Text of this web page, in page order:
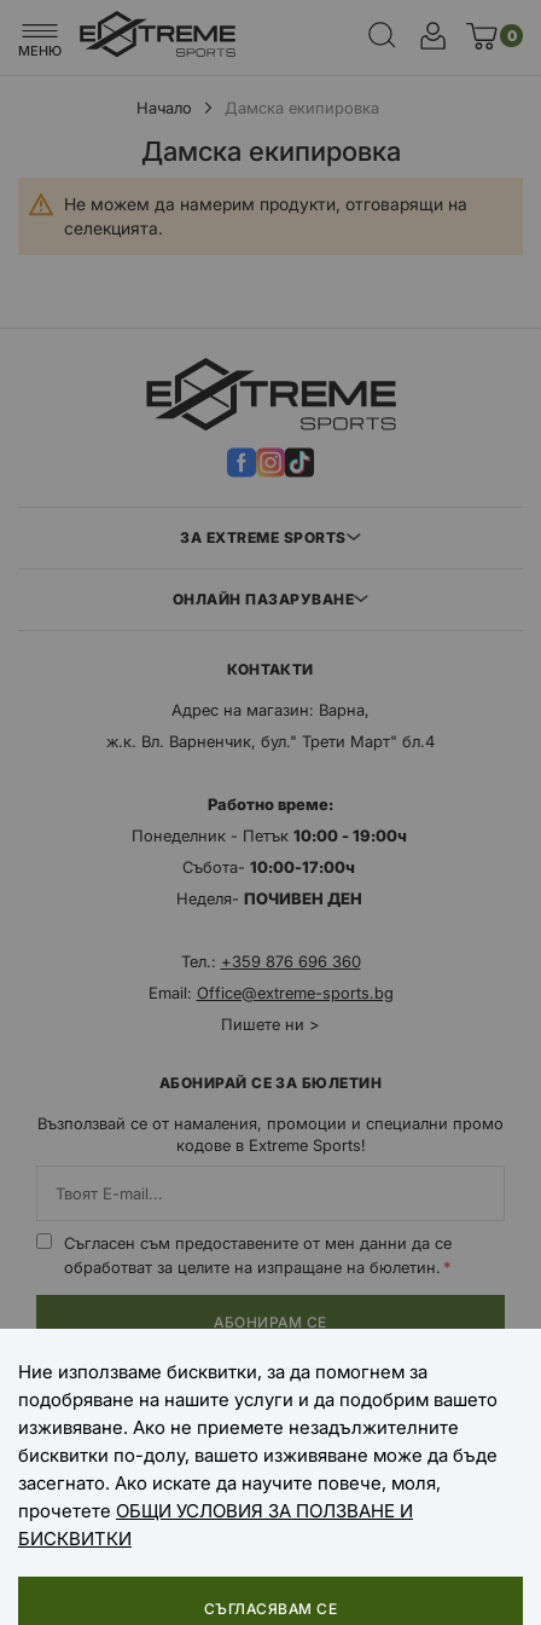
МЕНЮ
0
Начало Дамска екипировка
Дамска екипировка
Не можем да намерим продукти, отговарящи на
селекцията.
ЗА EXTREME SPORTS
ОНЛАЙН ПАЗАРУВАНЕ
КОНТАКТИ
Адрес на магазин: Варна,
ж.к. Вл. Варненчик, бул." Трети Март" бл.4
Работно време:
Понеделник - Петък 10:00 - 19:00ч
Събота- 10:00-17:00ч
Неделя- ПОЧИВЕН ДЕН
Тел.: +359 876 696 360
Email: Office@extreme-sports.bg
Пишете ни >
АБОНИРАЙ СЕ ЗА БЮЛЕТИН
Възползвай се от намаления, промоции и специални промо
кодове в Extreme Sports!
Съгласен съм предоставените от мен данни да се
обработват за целите на изпращане на бюлетин.
АБОНИРАМ СЕ
НАЧИНИ НА ПЛАЩАНЕ
НАЧИНИ НА ДОСТАВКА
Ние използваме бисквитки, за да помогнем за
подобряване на нашите услуги и да подобрим вашето
изживяване. Ако не приемете незадължителните
бисквитки по-долу, вашето изживяване може да бъде
засегнато. Ако искате да научите повече, моля,
прочетете ОБЩИ УСЛОВИЯ ЗА ПОЛЗВАНЕ И
БИСКВИТКИ
СЪГЛАСЯВАМ СЕ